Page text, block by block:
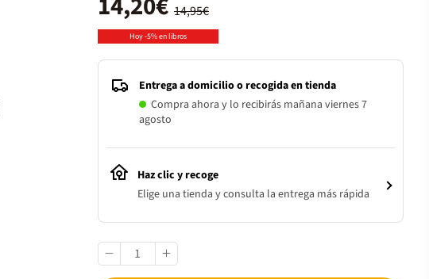
14,95€
Hoy -5% en libros
Entrega a domicilio o recogida en tienda
Compra ahora y lo recibirás mañana viernes 7
agosto
Haz clic y recoge
Elige una tienda y consulta la entrega más rápida